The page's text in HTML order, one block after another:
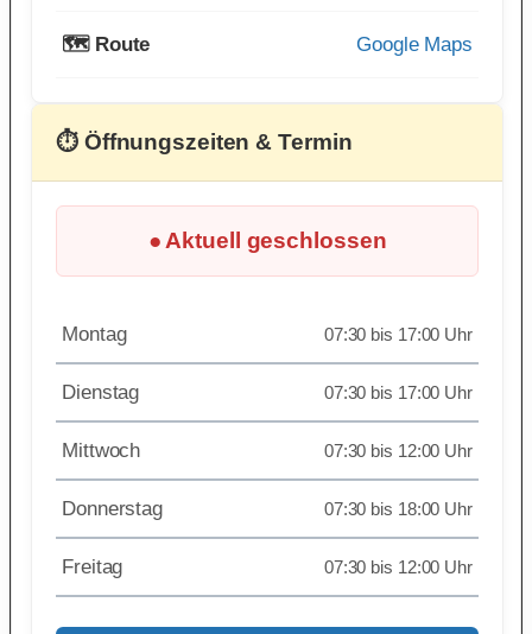
🗺️ Route Google Maps
⏱ Öffnungszeiten & Termin
● Aktuell geschlossen
Montag 07:30 bis 17:00 Uhr
Dienstag 07:30 bis 17:00 Uhr
Mittwoch 07:30 bis 12:00 Uhr
Donnerstag 07:30 bis 18:00 Uhr
Freitag 07:30 bis 12:00 Uhr